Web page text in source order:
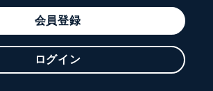
会員登録
ログイン